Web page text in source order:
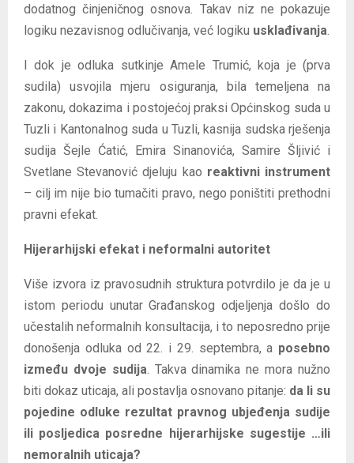
dodatnog činjeničnog osnova. Takav niz ne pokazuje
logiku nezavisnog odlučivanja, već logiku usklađivanja
I dok je odluka sutkinje Amele Trumić, koja je (prva
sudila) usvojila mjeru osiguranja, bila temeljena na
zakonu, dokazima i postojećoj praksi Općinskog suda u
Tuzli i Kantonalnog suda u Tuzli, kasnija sudska rješenja
sudija Šejle Ćatić, Emira Sinanovića, Samire Šljivić i
Svetlane Stevanović djeluju kao reaktivni instrument
– cilj im nije bio tumačiti pravo, nego poništiti prethodni
pravni efekat.
Hijerarhijski efekat i neformalni autoritet
Više izvora iz pravosudnih struktura potvrdilo je da je u
istom periodu unutar Građanskog odjeljenja došlo do
učestalih neformalnih konsultacija, i to neposredno prije
donošenja odluka od 22. i 29. septembra, a posebno
između dvoje sudija . Takva dinamika ne mora nužno
biti dokaz uticaja, ali postavlja osnovano pitanje: da li su
pojedine odluke rezultat pravnog ubjeđenja sudije
ili posljedica posredne hijerarhijske sugestije …ili
nemoralnih uticaja?